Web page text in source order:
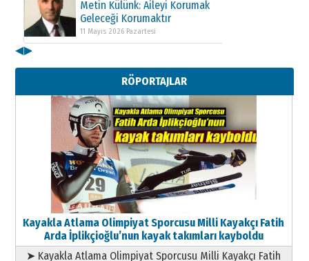
Metin Külünk: Aileyi Korumak
Geleceği Korumaktır
11 Mayıs 2026 Pazartesi
◀▶
RÖPORTAJLAR
Kayakla Atlama Olimpiyat Sporcusu Milli Kayakçı Fatih
Arda İplikçioğlu’nun kayak takımları kayboldu
➤ Kayakla Atlama Olimpiyat Sporcusu Milli Kayakçı Fatih